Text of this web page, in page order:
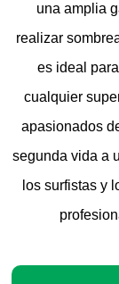
una amplia
realizar
es ideal
cualquier
apasionados
segunda vida a
los surfistas y